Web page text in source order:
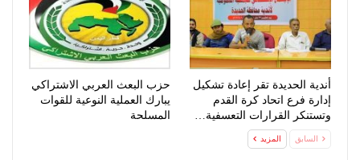
أندية الحديدة تقر إعادة تشكيل
إدارة فرع اتحاد كرة القدم
وتستنكر القرارات التعسفية…
حزب البعث العربي الاشتراكي
يبارك العملية النوعية للقوات
المسلحة
السابق المزيد